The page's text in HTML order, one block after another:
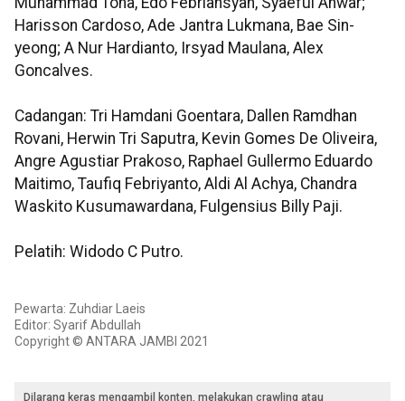
Harisson Cardoso, Ade Jantra Lukmana, Bae Sin-
yeong; A Nur Hardianto, Irsyad Maulana, Alex
Goncalves.
Cadangan: Tri Hamdani Goentara, Dallen Ramdhan
Rovani, Herwin Tri Saputra, Kevin Gomes De Oliveira,
Angre Agustiar Prakoso, Raphael Gullermo Eduardo
Maitimo, Taufiq Febriyanto, Aldi Al Achya, Chandra
Waskito Kusumawardana, Fulgensius Billy Paji.
Pelatih: Widodo C Putro.
Pewarta: Zuhdiar Laeis
Editor: Syarif Abdullah
Copyright © ANTARA JAMBI 2021
Dilarang keras mengambil konten, melakukan crawling atau